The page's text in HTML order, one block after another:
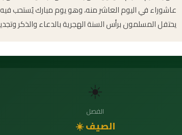
عاشوراء في اليوم العاشر منه، وهو يوم مبارك يُستحب
يحتفل المسلمون برأس السنة الهجرية بالدعاء والذكر
☀️
الفصل
الصيف ☀️